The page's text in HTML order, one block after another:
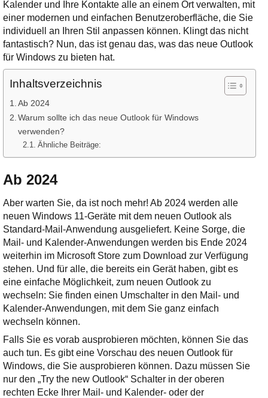
Kalender und Ihre Kontakte alle an einem Ort verwalten, mit
einer modernen und einfachen Benutzeroberfläche, die Sie
individuell an Ihren Stil anpassen können. Klingt das nicht
fantastisch? Nun, das ist genau das, was das neue Outlook
für Windows zu bieten hat​.
Inhaltsverzeichnis
Ab 2024
Warum sollte ich das neue Outlook für Windows
verwenden?
Ähnliche Beiträge:
Ab 2024
Aber warten Sie, da ist noch mehr! Ab 2024 werden alle
neuen Windows 11-Geräte mit dem neuen Outlook als
Standard-Mail-Anwendung ausgeliefert. Keine Sorge, die
Mail- und Kalender-Anwendungen werden bis Ende 2024
weiterhin im Microsoft Store zum Download zur Verfügung
stehen. Und für alle, die bereits ein Gerät haben, gibt es
eine einfache Möglichkeit, zum neuen Outlook zu
wechseln: Sie finden einen Umschalter in den Mail- und
Kalender-Anwendungen, mit dem Sie ganz einfach
wechseln können​.
Falls Sie es vorab ausprobieren möchten, können Sie das
auch tun. Es gibt eine Vorschau des neuen Outlook für
Windows, die Sie ausprobieren können. Dazu müssen Sie
nur den „Try the new Outlook“ Schalter in der oberen
rechten Ecke Ihrer Mail- und Kalender- oder der